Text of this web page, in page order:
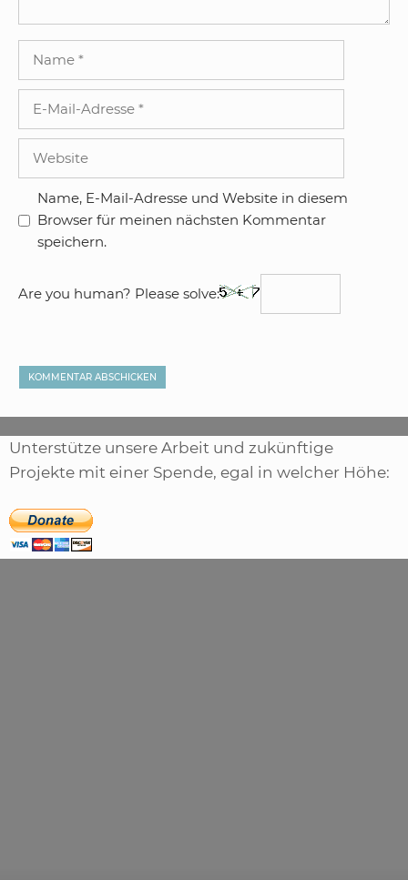
Adresse
Name, E-Mail-Adresse und Website in diesem
Browser für meinen nächsten Kommentar
speichern.
Are you human? Please solve:
Unterstütze unsere Arbeit und zukünftige
Projekte mit einer Spende, egal in welcher Höhe: